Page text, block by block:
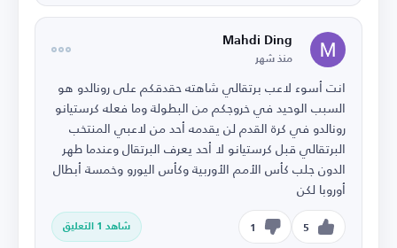
Mahdi Ding
منذ شهر
انت أسوء لاعب برتقالي شاهته حقدقكم على رونالدو هو
السبب الوحيد في خروجكم من البطولة وما فعله كرستيانو
رونالدو في كرة القدم لن يقدمه أحد من لاعبي المنتخب
البرتقالي قبل كرستيانو لا أحد يعرف البرتقال وعندما طهر
الدون جلب كأس الأمم الأوربية وكأس اليورو وخمسة أبطال
أوروبا لكن
5
1 شاهد 1 التعليق